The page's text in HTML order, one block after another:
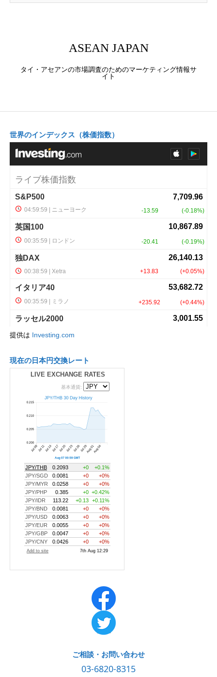
ASEAN JAPAN
タイ・アセアンの市場調査のためのマーケティング情報サ
イト
世界のインデックス（株価指数）
提供は Investing.com
現在の日本円交換レート
LIVE EXCHANGE RATES
ご相談・お問い合わせ
03-6820-8315